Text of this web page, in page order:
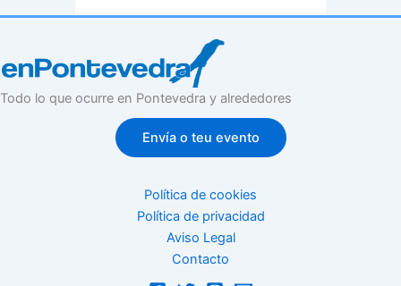
Todo lo que ocurre en Pontevedra y alrededores
Envía o teu evento
Política de cookies
Política de privacidad
Aviso Legal
Contacto